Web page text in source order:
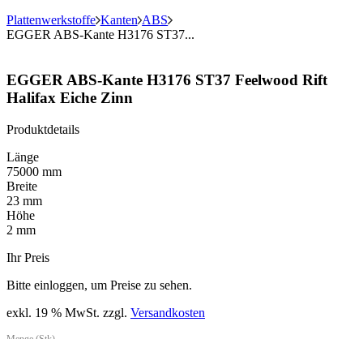
Plattenwerkstoffe Kanten ABS
EGGER ABS-Kante H3176 ST37...
EGGER ABS-Kante H3176 ST37 Feelwood Rift
Halifax Eiche Zinn
Produktdetails
Länge
75000 mm
Breite
23 mm
Höhe
2 mm
Ihr Preis
Bitte einloggen, um Preise zu sehen.
exkl. 19 % MwSt. zzgl. Versandkosten